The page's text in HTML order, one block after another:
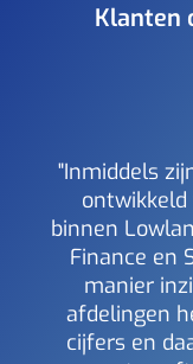
Klanten
"Inmiddels
binnen
Finance en
manier
afdelingen
cijfers en